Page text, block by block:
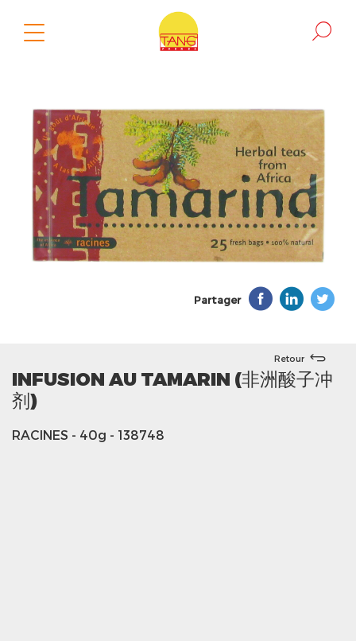
Partager
Retour
INFUSION AU TAMARIN (非洲酸子冲
剂)
RACINES - 40g - 138748